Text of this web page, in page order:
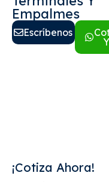
Empalmes
Escríbenos
¡Cotiza Ahora!